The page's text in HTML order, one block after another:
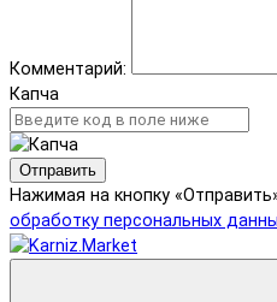
Комментарий:
Капча
Отправить
Нажимая на кнопку
обработку персональных